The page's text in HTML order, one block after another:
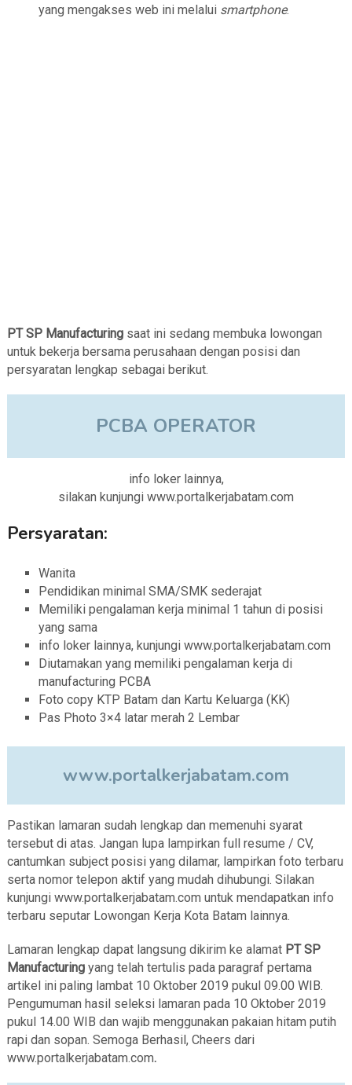
yang mengakses web ini melalui smartphone.
PT SP Manufacturingsaat ini sedang membuka lowongan
untuk bekerja bersama perusahaan dengan posisi dan
persyaratan lengkap sebagai berikut.
PCBA OPERATOR
info loker lainnya,
silakan kunjungi www.portalkerjabatam.com
Persyaratan:
Wanita
Pendidikan minimal SMA/SMK sederajat
Memiliki pengalaman kerja minimal 1 tahun di posisi
yang sama
info loker lainnya, kunjungi www.portalkerjabatam.com
Diutamakan yang memiliki pengalaman kerja di
manufacturing PCBA
Foto copy KTP Batam dan Kartu Keluarga (KK)
Pas Photo 3×4 latar merah 2 Lembar
www.portalkerjabatam.com
Pastikan lamaran sudah lengkap dan memenuhi syarat
tersebut di atas. Jangan lupa lampirkan full resume / CV,
cantumkan subject posisi yang dilamar, lampirkan foto terbaru
serta nomor telepon aktif yang mudah dihubungi. Silakan
kunjungi www.portalkerjabatam.com untuk mendapatkan info
terbaru seputar Lowongan Kerja Kota Batam lainnya.
Lamaran lengkap dapat langsung dikirim ke alamat PT SP
Manufacturingyang telah tertulis pada paragraf pertama
artikel ini paling lambat 10 Oktober 2019 pukul 09.00 WIB.
Pengumuman hasil seleksi lamaran pada 10 Oktober 2019
pukul 14.00 WIB dan wajib menggunakan pakaian hitam putih
rapi dan sopan. Semoga Berhasil, Cheers dari
www.portalkerjabatam.com.